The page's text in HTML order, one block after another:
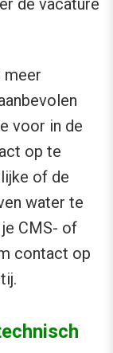
de vacature
meer
voor in de
op te
of de
water te
CMS- of
contact op